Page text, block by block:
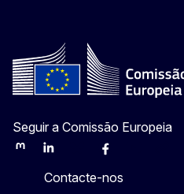
Seguir a Comissão Europeia
MastodonLinkedInBlueskyFacebook
Contacte-nos